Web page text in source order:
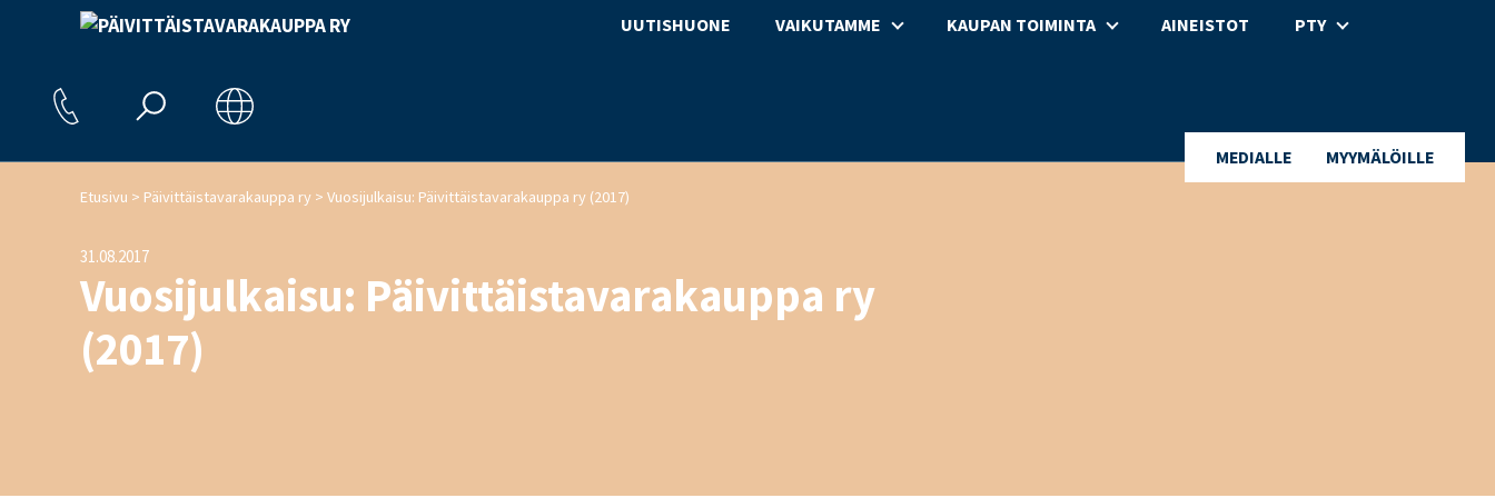
UUTISHUONE VAIKUTAMME KAUPAN TOIMINTA AINEISTOT PTY
MEDIALLE MYYMÄLÖILLE
Etusivu > Päivittäistavarakauppa ry > Vuosijulkaisu: Päivittäistavarakauppa ry (2017)
31.08.2017
Vuosijulkaisu: Päivittäistavarakauppa ry
(2017)